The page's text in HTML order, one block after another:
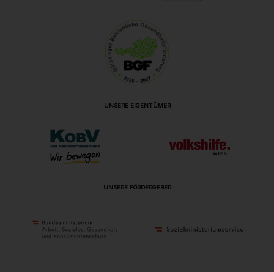
UNSERE EIGENTÜMER
UNSERE FÖRDERGEBER